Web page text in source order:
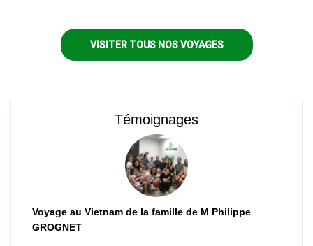
propre rythme
VISITER TOUS NOS VOYAGES
Témoignages
Voyage au Vietnam de la famille de M Philippe
GROGNET